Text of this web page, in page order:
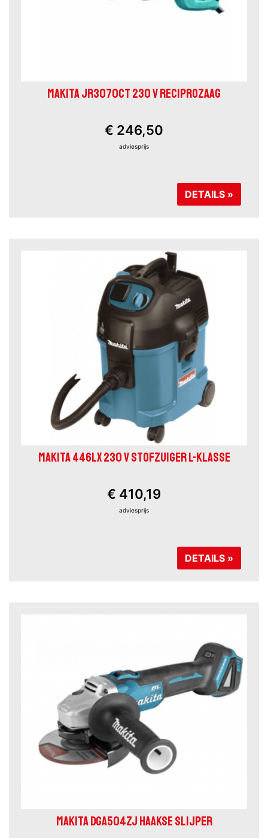
MAKITA JR3070CT 230 V RECIPROZAAG
€ 246,50
adviesprijs
DETAILS »
MAKITA 446LX 230 V STOFZUIGER L-KLASSE
€ 410,19
adviesprijs
DETAILS »
MAKITA DGA504ZJ HAAKSE SLIJPER